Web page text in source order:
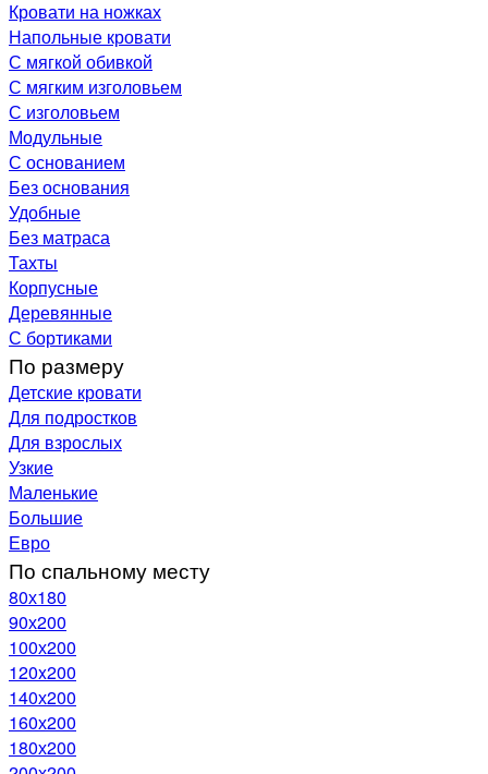
Кровати на ножках
Напольные кровати
С мягкой обивкой
С мягким изголовьем
С изголовьем
Модульные
С основанием
Без основания
Удобные
Без матраса
Тахты
Корпусные
Деревянные
С бортиками
По размеру
Детские кровати
Для подростков
Для взрослых
Узкие
Маленькие
Большие
Евро
По спальному месту
80х180
90х200
100х200
120x200
140х200
160х200
180х200